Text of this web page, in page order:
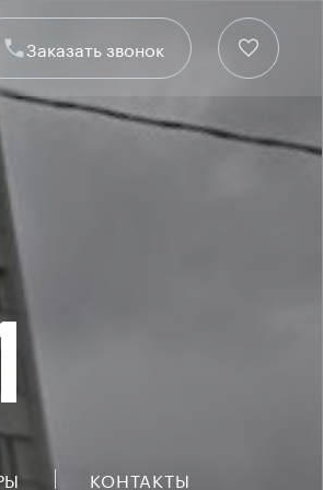
Заказать звонок
КОНТАКТЫ